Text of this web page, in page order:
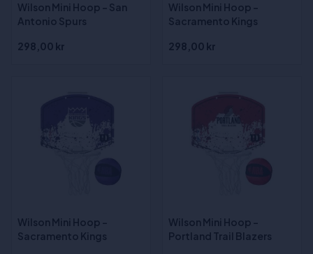
Wilson Mini Hoop - San
Antonio Spurs
298,00 kr
Wilson Mini Hoop -
Sacramento Kings
298,00 kr
Wilson Mini Hoop -
Sacramento Kings
Wilson Mini Hoop -
Portland Trail Blazers